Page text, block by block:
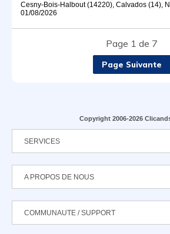
Cesny-Bois-Halbout (14220), Calvados (14),
01/08/2026
Page 1 de 7
Page Suivante
Copyright 2006-2026
SERVICES
A PROPOS DE NOUS
COMMUNAUTE / SUPPORT